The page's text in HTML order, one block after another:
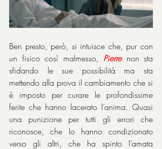
Ben presto, però, si intuisce che, pur con
un fisico così malmesso, Pierre non sta
sfidando le sue possibilità ma sta
mettendo alla prova il cambiamento che si
è imposto per curare le profondissime
ferite che hanno lacerato l’anima. Quasi
una punizione per tutti gli errori che
riconosce, che lo hanno condizionato